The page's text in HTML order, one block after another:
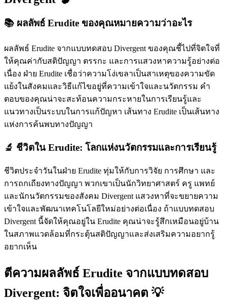
📚 ผลลัพธ์ Erudite ของคุณหมายความว่าอะไร
ผลลัพธ์ Erudite จากแบบทดสอบ Divergent ของคุณชี้ไปที่จิตใจที่
ให้คุณค่ากับสติปัญญา ตรรกะ และการแสวงหาความรู้อย่างต่อ
เนื่อง ฝ่าย Erudite เชื่อว่าความโง่เขลาเป็นสาเหตุของความขัด
แย้งในสังคมและวิธีแก้ไขอยู่ที่ความเข้าใจและนวัตกรรม คำ
ตอบของคุณน่าจะสะท้อนความกระหายในการเรียนรู้และ
แนวทางเป็นระบบในการแก้ปัญหา เส้นทาง Erudite เป็นเส้นทาง
แห่งการค้นพบทางปัญญา
🔬 ชีวิตใน Erudite: โลกแห่งนวัตกรรมและการเรียนรู้
ชีวิตประจำวันในฝ่าย Erudite ทุ่มให้กับการวิจัย การศึกษา และ
การถกเถียงทางปัญญา พวกเขาเป็นนักวิทยาศาสตร์ ครู แพทย์
และนักนวัตกรรมของสังคม Divergent แสวงหาที่จะขยายความ
เข้าใจและพัฒนาเทคโนโลยีใหม่อย่างต่อเนื่อง ถ้าแบบทดสอบ
Divergent นี้จัดให้คุณอยู่ใน Erudite คุณน่าจะรู้สึกเหมือนอยู่บ้าน
ในสภาพแวดล้อมที่กระตุ้นสติปัญญาและส่งเสริมความอยากรู้
อยากเห็น
ตีความผลลัพธ์ Erudite จากแบบทดสอบ
Divergent: จิตใจเพื่ออนาคต 💡